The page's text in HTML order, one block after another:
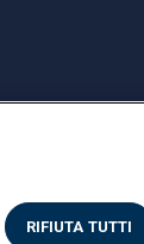
RIFIUTA TUTTI